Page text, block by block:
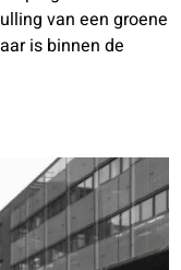
van een groene
is binnen de